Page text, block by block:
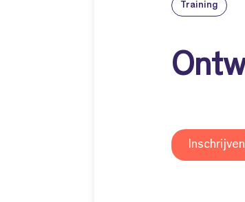
Training
Inschrijven